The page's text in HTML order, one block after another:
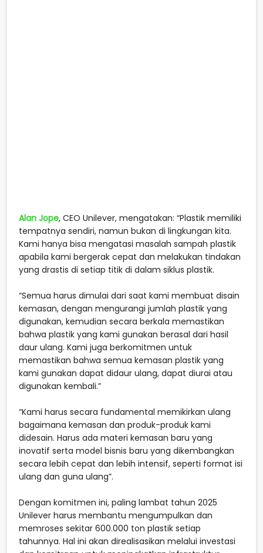
Alan Jope, CEO Unilever, mengatakan: “Plastik memiliki
tempatnya sendiri, namun bukan di lingkungan kita.
Kami hanya bisa mengatasi masalah sampah plastik
apabila kami bergerak cepat dan melakukan tindakan
yang drastis di setiap titik di dalam siklus plastik.
“Semua harus dimulai dari saat kami membuat disain
kemasan, dengan mengurangi jumlah plastik yang
digunakan, kemudian secara berkala memastikan
bahwa plastik yang kami gunakan berasal dari hasil
daur ulang. Kami juga berkomitmen untuk
memastikan bahwa semua kemasan plastik yang
kami gunakan dapat didaur ulang, dapat diurai atau
digunakan kembali.”
“Kami harus secara fundamental memikirkan ulang
bagaimana kemasan dan produk-produk kami
didesain. Harus ada materi kemasan baru yang
inovatif serta model bisnis baru yang dikembangkan
secara lebih cepat dan lebih intensif, seperti format isi
ulang dan guna ulang”.
Dengan komitmen ini, paling lambat tahun 2025
Unilever harus membantu mengumpulkan dan
memroses sekitar 600.000 ton plastik setiap
tahunnya. Hal ini akan direalisasikan melalui investasi